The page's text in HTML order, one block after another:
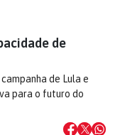
de
de Lula e
para o futuro do